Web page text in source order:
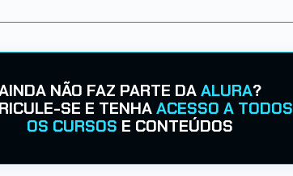
NÃO FAZ PARTE DAALURA?
SE E TENHAACESSO A TODOS
OS CURSOS E CONTEÚDOS